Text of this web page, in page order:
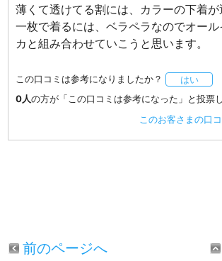
薄くて透けてる割には、カラーの下着が
一枚で着るには、ベラペラなのでオー
カと組み合わせていこうと思います。
この口コミは参考になりましたか？
はい
0人の方が「この口コミは参考になった」と投票
このお客さまの口
前のページへ